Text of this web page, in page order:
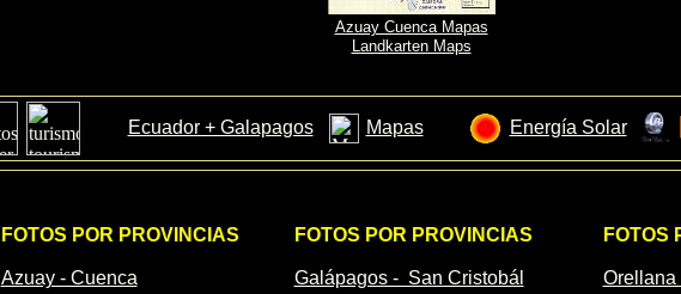
Mapas
Ecuador + Galapagos Energía Solar
FOTOS POR PROVINCIAS
Galápagos - San Cristobál
FOTOS
Orellana
FOTOS POR PROVINCIAS
Azuay - Cuenca
Azuay Cuenca Mapas
Landkarten Maps